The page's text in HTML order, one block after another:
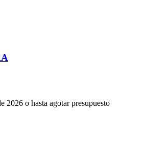
2026 o hasta agotar presupuesto